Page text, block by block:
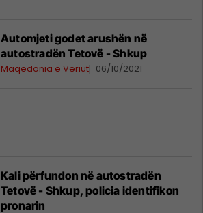
Automjeti godet arushën në
autostradën Tetovë - Shkup
Maqedonia e Veriut 06/10/2021
Kali përfundon në autostradën
Tetovë - Shkup, policia identifikon
pronarin